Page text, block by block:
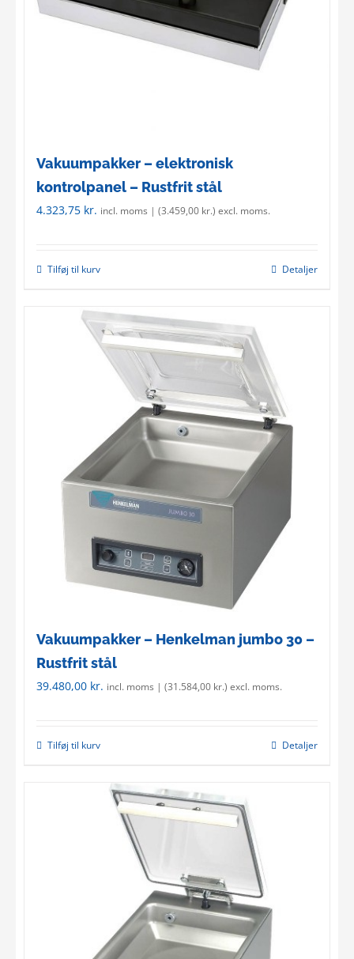
Vakuumpakker – elektronisk
kontrolpanel – Rustfrit stål
4.323,75 kr. incl. moms | (3.459,00 kr.) excl. moms.
Tilføj til kurv Detaljer
Vakuumpakker – Henkelman jumbo 30 –
Rustfrit stål
39.480,00 kr. incl. moms | (31.584,00 kr.) excl. moms.
Tilføj til kurv Detaljer